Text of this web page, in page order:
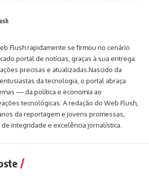
Flush rapidamente se firmou no cenário
portal de notícias, graças à sua entrega
precisas e atualizadas.Nascido da
da tecnologia, o portal abraça
— da política e economia ao
tecnológicas. A redação do Web Flush,
da reportagem e jovens promessas,
integridade e excelência jornalística.